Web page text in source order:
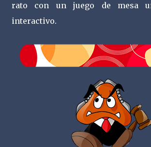
rato con un juego de mesa
interactivo.